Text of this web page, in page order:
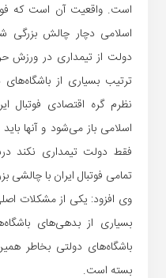
است. واقعیت آن است که
اسلامی دچار چالش
دولت از تیمداری در
ترتیب بسیاری از
نظرم گره اقتصادی
اسلامی باز می‌شود و آنها باید
فقط دولت تیمداری نکند
تمامی فوتبال ایران با
وی افزود: یکی از مشکلات
بسیاری از بدهی‌های
باشگاه‌های دولتی بخاطر
بسته است.